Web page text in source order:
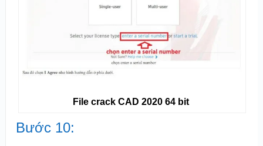
File crack CAD 2020 64 bit
Bước 10: